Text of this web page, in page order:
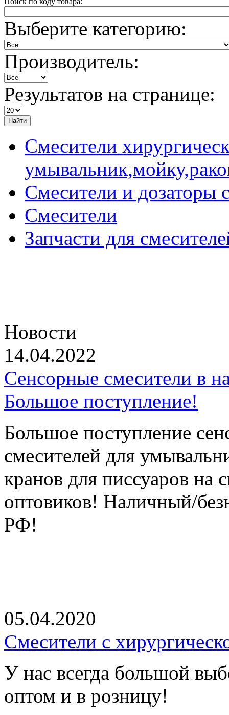
Выберите категорию:
Производитель:
Результатов на странице:
Найти
Смесители
Смесители и дозаторы
Смесители
Запчасти для
Новости
14.04.2022
Сенсорные смесители в
Большое поступление!
Большое поступление
смесителей для
кранов для писсуаров
оптовиков! Наличный/
РФ!
05.04.2020
Смесители с
У нас всегда большой
оптом и в розницу!